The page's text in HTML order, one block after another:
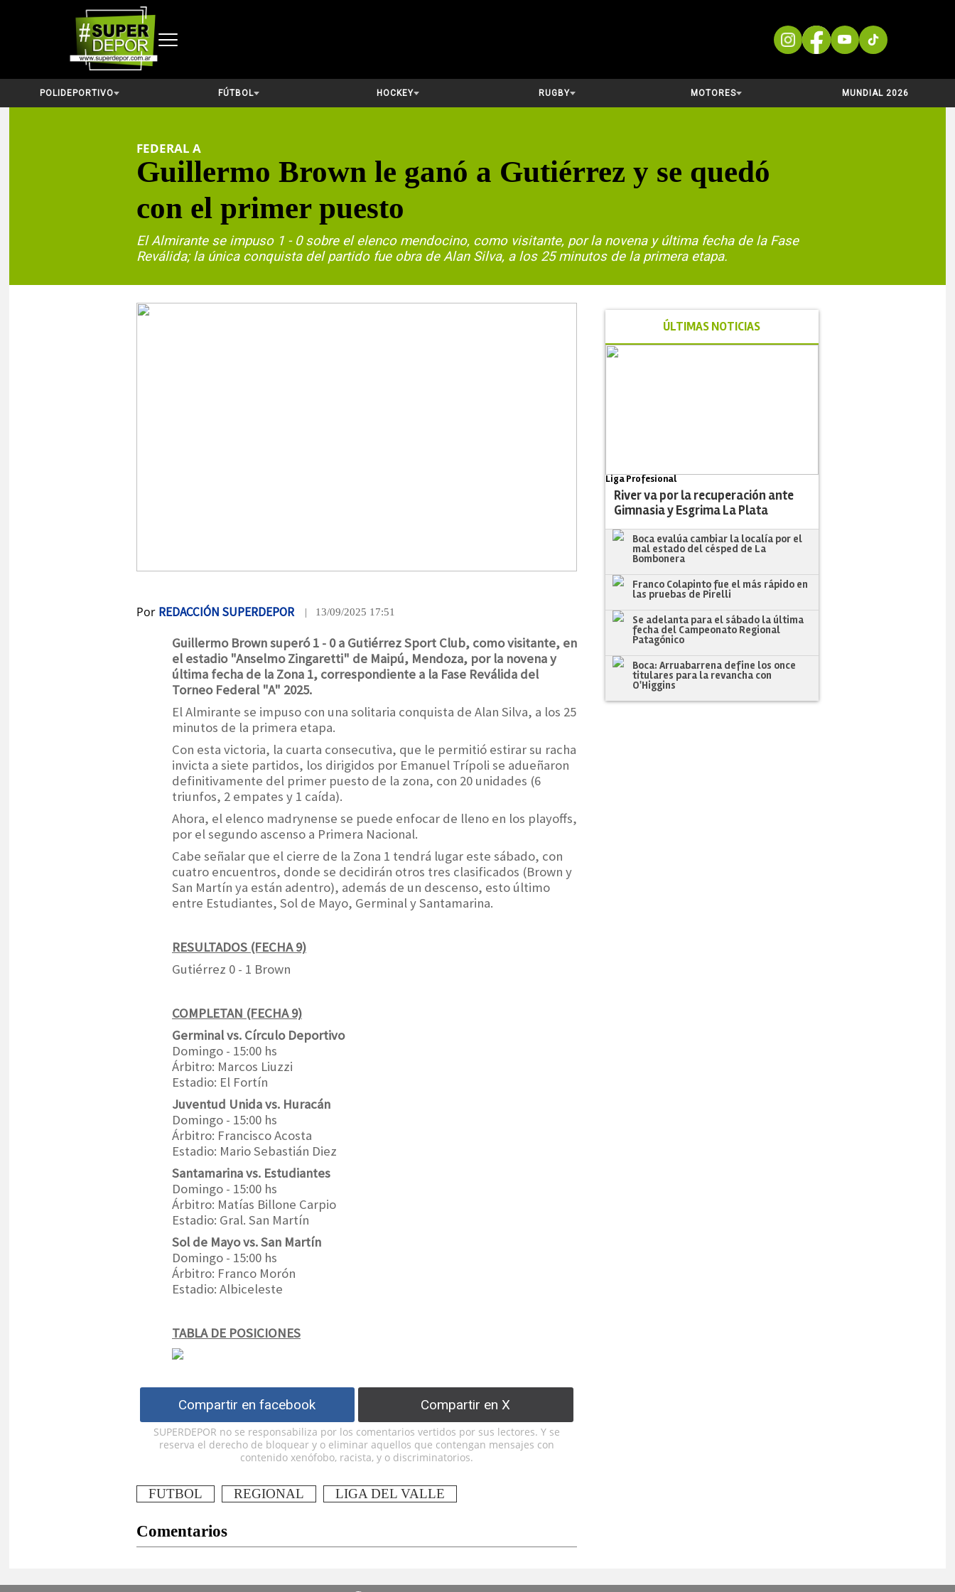
POLIDEPORTIVO FÚTBOL HOCKEY RUGBY MOTORES MUNDIAL 2026
FEDERAL A
Guillermo Brown le ganó a Gutiérrez y se quedó
con el primer puesto
El Almirante se impuso 1 - 0 sobre el elenco mendocino, como visitante, por la novena y última fecha de la Fase
Reválida; la única conquista del partido fue obra de Alan Silva, a los 25 minutos de la primera etapa.
Por REDACCIÓN SUPERDEPOR | 13/09/2025 17:51
Guillermo Brown superó 1 - 0 a Gutiérrez Sport Club, como visitante, en
el estadio "Anselmo Zingaretti" de Maipú, Mendoza, por la novena y
última fecha de la Zona 1, correspondiente a la Fase Reválida del
Torneo Federal "A" 2025.
El Almirante se impuso con una solitaria conquista de Alan Silva, a los 25
minutos de la primera etapa.
Con esta victoria, la cuarta consecutiva, que le permitió estirar su racha
invicta a siete partidos, los dirigidos por Emanuel Trípoli se adueñaron
definitivamente del primer puesto de la zona, con 20 unidades (6
triunfos, 2 empates y 1 caída).
Ahora, el elenco madrynense se puede enfocar de lleno en los playoffs,
por el segundo ascenso a Primera Nacional.
Cabe señalar que el cierre de la Zona 1 tendrá lugar este sábado, con
cuatro encuentros, donde se decidirán otros tres clasificados (Brown y
San Martín ya están adentro), además de un descenso, esto último
entre Estudiantes, Sol de Mayo, Germinal y Santamarina.
RESULTADOS (FECHA 9)
Gutiérrez 0 - 1 Brown
COMPLETAN (FECHA 9)
Germinal vs. Círculo Deportivo
Domingo - 15:00 hs
Árbitro: Marcos Liuzzi
Estadio: El Fortín
Juventud Unida vs. Huracán
Domingo - 15:00 hs
Árbitro: Francisco Acosta
Estadio: Mario Sebastián Diez
Santamarina vs. Estudiantes
Domingo - 15:00 hs
Árbitro: Matías Billone Carpio
Estadio: Gral. San Martín
Sol de Mayo vs. San Martín
Domingo - 15:00 hs
Árbitro: Franco Morón
Estadio: Albiceleste
TABLA DE POSICIONES
Compartir en facebook Compartir en X
SUPERDEPOR no se responsabiliza por los comentarios vertidos por sus lectores. Y se
reserva el derecho de bloquear y o eliminar aquellos que contengan mensajes con
contenido xenófobo, racista, y o discriminatorios.
FUTBOL REGIONAL LIGA DEL VALLE
Comentarios
ÚLTIMAS NOTICIAS
Liga Profesional
River va por la recuperación ante
Gimnasia y Esgrima La Plata
Boca evalúa cambiar la localía por el
mal estado del césped de La
Bombonera
Franco Colapinto fue el más rápido en
las pruebas de Pirelli
Se adelanta para el sábado la última
fecha del Campeonato Regional
Patagónico
Boca: Arruabarrena define los once
titulares para la revancha con
O'Higgins